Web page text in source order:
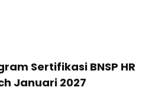
Sertifikasi BNSP HR
Januari 2027